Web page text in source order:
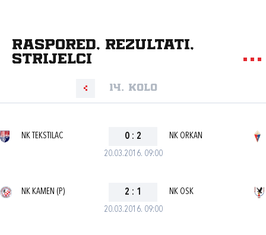
Raspored, rezultati,
strijelci
14. kolo
20.03.2016. 09:00
NK TEKSTILAC 0 : 2 NK ORKAN
20.03.2016. 09:00
NK KAMEN (P) 2 : 1 NK OSK